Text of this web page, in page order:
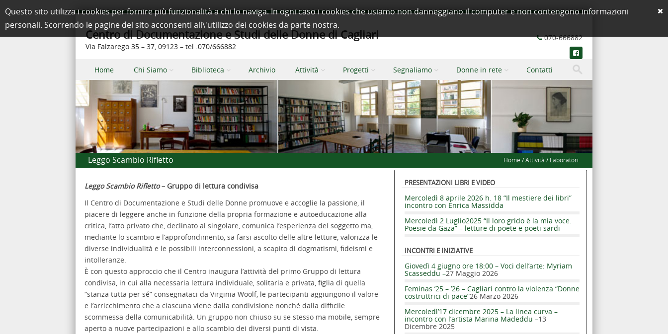
070-666882
Centro di Documentazione e Studi delle Donne di Cagliari
Via Falzarego 35 – 37, 09123 – tel .070/666882
Menu
Home Chi Siamo Biblioteca Archivio Attività Progetti Segnaliamo Donne in rete Contatti
Leggo Scambio Rifletto Home /Attività /Laboratori
Leggo Scambio Rifletto– Gruppo di lettura condivisa
Il Centro di Documentazione e Studi delle Donne promuove e accoglie la passione, il
piacere di leggere anche in funzione della propria formazione e autoeducazione alla
critica, l’atto privato che, declinato al singolare, comunica l’esperienza del soggetto ma,
mediante lo scambio e l’approfondimento, sa farsi ascolto delle altre letture, valorizza le
diverse individualità e le possibili interconnessioni, a scapito di dogmatismi, fideismi e
intolleranze.
È con questo approccio che il Centro inaugura l’attività del primo Gruppo di lettura
condivisa, in cui alla necessaria lettura individuale, solitaria e privata, figlia di quella
“stanza tutta per sé” consegnataci da Virginia Woolf, le partecipanti aggiungono il valore
e l’arricchimento che a ciascuna viene dalla condivisione nonché dalla difficile
scommessa della comunicabilità. Un gruppo non chiuso su se stesso ma mobile, sempre
aperto a nuove partecipazioni e allo scambio dei diversi punti di vista.
PRESENTAZIONI LIBRI E VIDEO
Mercoledì 8 aprile 2026 h. 18 “Il mestiere dei libri”
incontro con Enrica Massidda
Mercoledì 2 Luglio2025 “Il loro grido è la mia voce.
Poesie da Gaza” – letture di poete e poeti sardi
INCONTRI E INIZIATIVE
Giovedì 4 giugno ore 18:00 – Voci dell’arte: Myriam
Scasseddu –27 Maggio 2026
Feminas ’25 – ’26 – Cagliari contro la violenza “Donne
costruttrici di pace”26 Marzo 2026
Mercoledì’17 dicembre 2025 – La linea curva –
incontro con l’artista Marina Madeddu –13
Dicembre 2025
Questo sito utilizza i cookies per fornire più funzionalità a chi lo naviga. In ogni caso i cookies che usiamo non danneggiano il computer e non contengono informazioni
personali. Scorrendo le pagine del sito acconsenti all\'utilizzo dei cookies da parte nostra.